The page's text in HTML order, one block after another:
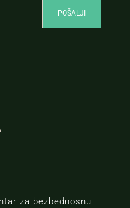
za bezbednosnu